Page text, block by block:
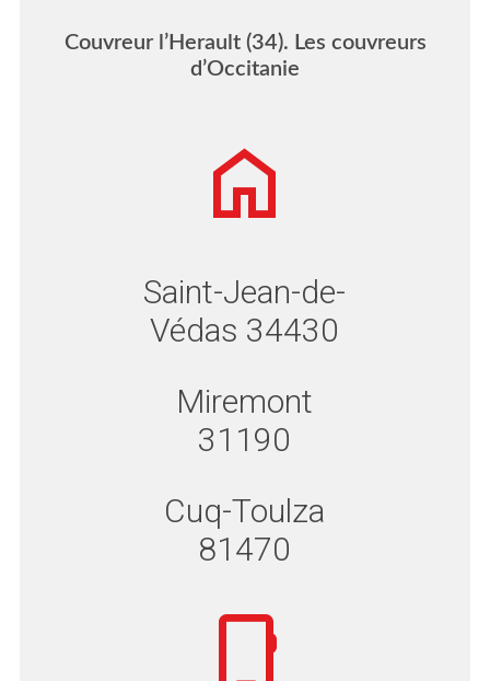
Couvreur l’Herault (34). Les couvreurs
d’Occitanie
Saint-Jean-de-
Védas 34430
Miremont
31190
Cuq-Toulza
81470